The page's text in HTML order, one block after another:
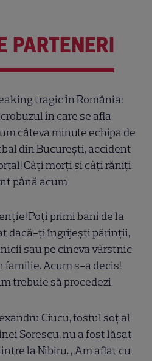
PARTENERI
tragic în România:
în care se afla
câteva minute echipa de
din București, accident
Câți morți și câți răniți
până acum
Poți primi bani de la
dacă-ți îngrijești părinții,
sau pe cineva vârstnic
familie. Acum s-a decis!
trebuie să procedezi
Ciucu, fostul soț al
Sorescu, nu a fost lăsat
intre la Nibiru. „Am aflat cu